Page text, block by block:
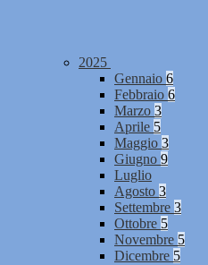
2025
Gennaio 6
Febbraio 6
Marzo 3
Aprile 5
Maggio 3
Giugno 9
Luglio
Agosto 3
Settembre 3
Ottobre 5
Novembre 5
Dicembre 5